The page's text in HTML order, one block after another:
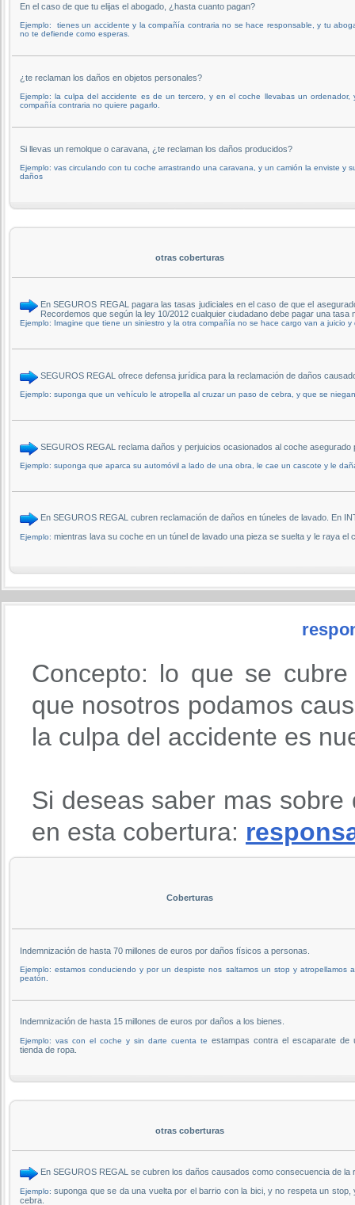
En el caso de que tu elijas el abogado, ¿hasta cuanto pagan?
Ejemplo: tienes un accidente y la compañía contraria no se hace responsable, y tu
no te defiende como esperas.
¿te reclaman los daños en objetos personales?
Ejemplo: la culpa del accidente es de un tercero, y en el coche llevabas un ordenador,
compañía contraria no quiere pagarlo.
Si llevas un remolque o caravana, ¿te reclaman los daños producidos?
Ejemplo: vas circulando con tu coche arrastrando una caravana, y un camión la enviste y
daños
otras coberturas
En SEGUROS REGAL pagara las tasas judiciales en el caso de que el
Recordemos que según la ley 10/2012 cualquier ciudadano debe pagar una
Ejemplo: Imagine que tiene un siniestro y la otra compañía no se hace cargo van a juicio
SEGUROS REGAL ofrece defensa jurídica para la reclamación de daños
Ejemplo: suponga que un vehículo le atropella al cruzar un paso de cebra, y que se
SEGUROS REGAL reclama daños y perjuicios ocasionados al coche
Ejemplo: suponga que aparca su automóvil a lado de una obra, le cae un cascote y le
En SEGUROS REGAL cubren reclamación de daños en túneles de lavado. En
Ejemplo: mientras lava su coche en un túnel de lavado una pieza se suelta y le raya
Concepto: lo que se
que nosotros podamos
la culpa del accidente es
Si deseas saber mas
en esta cobertura:
Coberturas
Indemnización de hasta 70 millones de euros por daños físicos a personas.
Ejemplo: estamos conduciendo y por un despiste nos saltamos un stop y atropellamos
peatón.
Indemnización de hasta 15 millones de euros por daños a los bienes.
Ejemplo: vas con el coche y sin darte cuenta te estampas contra el escaparate de
tienda de ropa.
otras coberturas
En SEGUROS REGAL se cubren los daños causados como consecuencia de
Ejemplo:suponga que se da una vuelta por el barrio con la bici, y no respeta un
cebra.